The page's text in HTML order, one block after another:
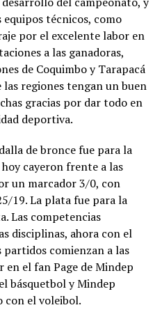
equipos técnicos, como
por el excelente labor en
a las ganadoras,
de Coquimbo y Tarapacá
las regiones tengan un buen
gracias por dar todo en
deportiva.
de bronce fue para la
cayeron frente a las
un marcador 3/0, con
19. La plata fue para la
Las competencias
disciplinas, ahora con el
comienzan a las
en el fan Page de Mindep
básquetbol y Mindep
con el voleibol.